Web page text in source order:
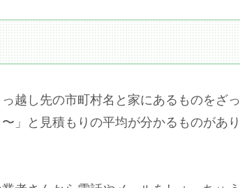
越し先の市町村名と家にあるものをざっ
」と見積もりの平均が分かるものがあり